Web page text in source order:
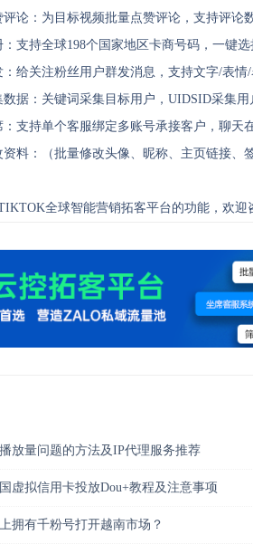
论：为目标视频批量点赞评论，支持评论
支持全球198个国家地区卡商号码，一键
给关注粉丝用户群发消息，支持文字/表情
据：关键词采集目标用户，UIDSID采集用
支持单个客服绑定多账号承接客户，聊天
料：（批量修改头像、昵称、主页链接、
全球智能营销拓客平台的功能，欢迎
放量问题的方法及IP代理服务推荐
虚拟信用卡投放Dou+教程及注意事项
拥有千粉号打开越南市场？